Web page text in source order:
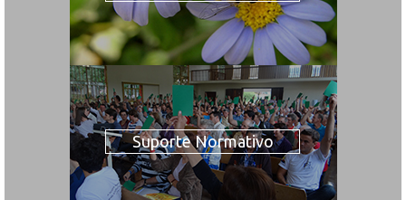
Suporte Normativo